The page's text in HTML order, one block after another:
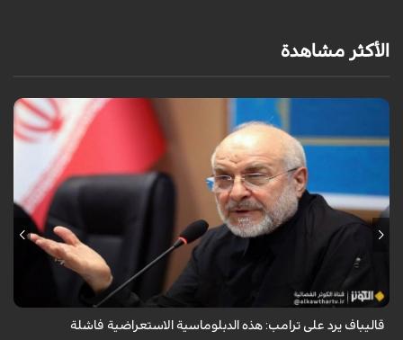
الأكثر مشاهدة
أكد رئيس مجلس الشورى الإسلامي الإيراني أن التصريحات الاستعراضية
والتهديدات المتكررة لم تعد تُجدي نفعاً، واصفاً إياها بالدبلوماسية الفاشلة.
قاليباف يرد على ترامب: هذه الدبلوماسية الاستعراضية فاشلة